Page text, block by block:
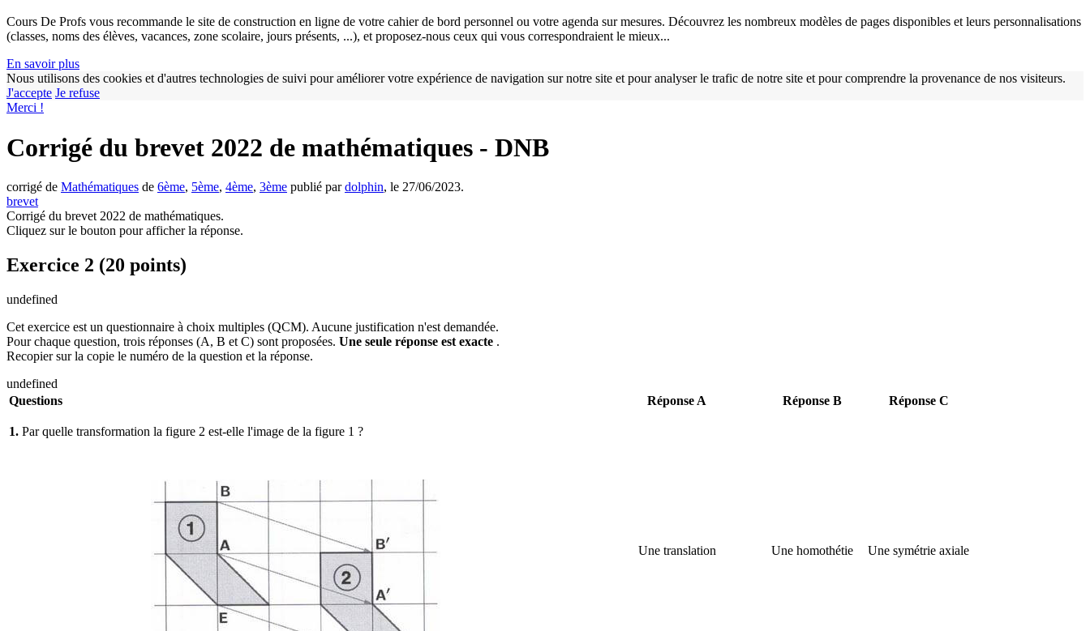
Cours De Profs vous recommande le site de construction en ligne de votre cahier de bord personnel ou votre agenda sur mesures. Découvrez les nombreux modèles de pages disponibles et leurs personnalisations
(classes, noms des élèves, vacances, zone scolaire, jours présents, ...), et proposez-nous ceux qui vous correspondraient le mieux...
En savoir plus
Nous utilisons des cookies et d'autres technologies de suivi pour améliorer votre expérience de navigation sur notre site et pour analyser le trafic de notre site et pour comprendre la provenance de nos visiteurs.
J'accepte Je refuse
Merci !
Corrigé du brevet 2022 de mathématiques - DNB
corrigé de Mathématiques de 6ème, 5ème, 4ème, 3ème publié pardolphin, le 27/06/2023.
brevet
Corrigé du brevet 2022 de mathématiques.
Cliquez sur le bouton pour afficher la réponse.
Exercice 2 (20 points)
undefined
Cet exercice est un questionnaire à choix multiples (QCM). Aucune justification n'est demandée.
Pour chaque question, trois réponses (A, B et C) sont proposées. Une seule réponse est exacte .
Recopier sur la copie le numéro de la question et la réponse.
undefined
Questions
Réponse A Réponse B Réponse C
1. Par quelle transformation la figure 2 est-elle l'image de la figure 1 ?
Une translation Une homothétie Une symétrie axiale